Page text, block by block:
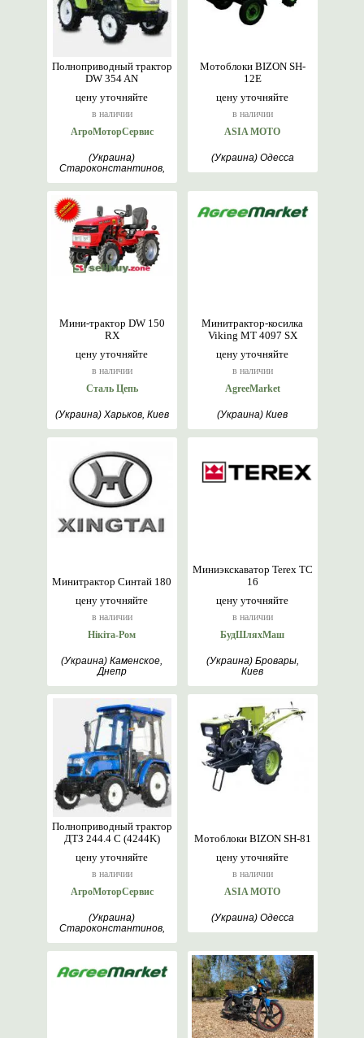
цену уточняйте
в наличии
Полноприводный трактор
DW 354 AN
АгроМоторСервис
(Украина)
Староконстантинов,
цену уточняйте
в наличии
Мотоблоки BIZON SH-
12E
ASIA MOTO
(Украина) Одесса
цену уточняйте
в наличии
Мини-трактор DW 150
RX
Сталь Цепь
(Украина) Харьков, Киев
цену уточняйте
в наличии
Минитрактор-косилка
Viking MT 4097 SX
AgreeMarket
(Украина) Киев
цену уточняйте
в наличии
Минитрактор Синтай 180
Нікіта-Ром
(Украина) Каменское,
Днепр
цену уточняйте
в наличии
Миниэкскаватор Terex TC
16
БудШляхМаш
(Украина) Бровары,
Киев
цену уточняйте
в наличии
Полноприводный трактор
ДТЗ 244.4 С (4244K)
АгроМоторСервис
(Украина)
Староконстантинов,
цену уточняйте
в наличии
Мотоблоки BIZON SH-81
ASIA MOTO
(Украина) Одесса